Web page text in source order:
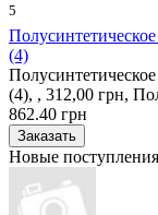
5
(4)
(4), , 312,00 грн,
862.40 грн
Новые поступления